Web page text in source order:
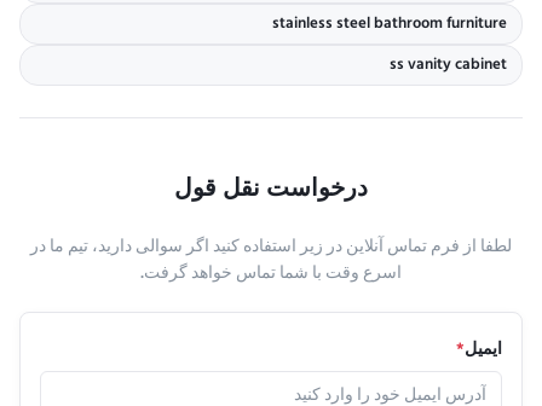
stainless steel bathroom furniture
ss vanity cabinet
درخواست نقل قول
لطفا از فرم تماس آنلاین در زیر استفاده کنید اگر سوالی دارید، تیم ما در
اسرع وقت با شما تماس خواهد گرفت.
ایمیل*